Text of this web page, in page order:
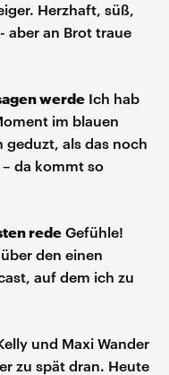
Herzhaft, süß,
aber an Brot traue
werde Ich hab
im blauen
geduzt, als das noch
da kommt so
rede Gefühle!
den einen
auf dem ich zu
und Maxi Wander
zu spät dran. Heute